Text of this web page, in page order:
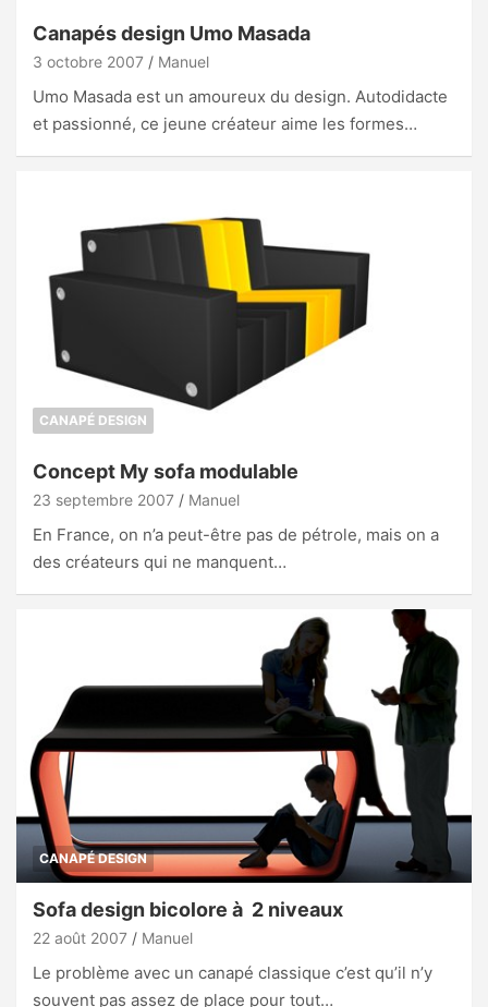
Canapés design Umo Masada
3 octobre 2007 Manuel
Umo Masada est un amoureux du design. Autodidacte
et passionné, ce jeune créateur aime les formes…
CANAPÉ DESIGN
Concept My sofa modulable
23 septembre 2007 Manuel
En France, on n’a peut-être pas de pétrole, mais on a
des créateurs qui ne manquent…
CANAPÉ DESIGN
Sofa design bicolore à 2 niveaux
22 août 2007 Manuel
Le problème avec un canapé classique c’est qu’il n’y
souvent pas assez de place pour tout…